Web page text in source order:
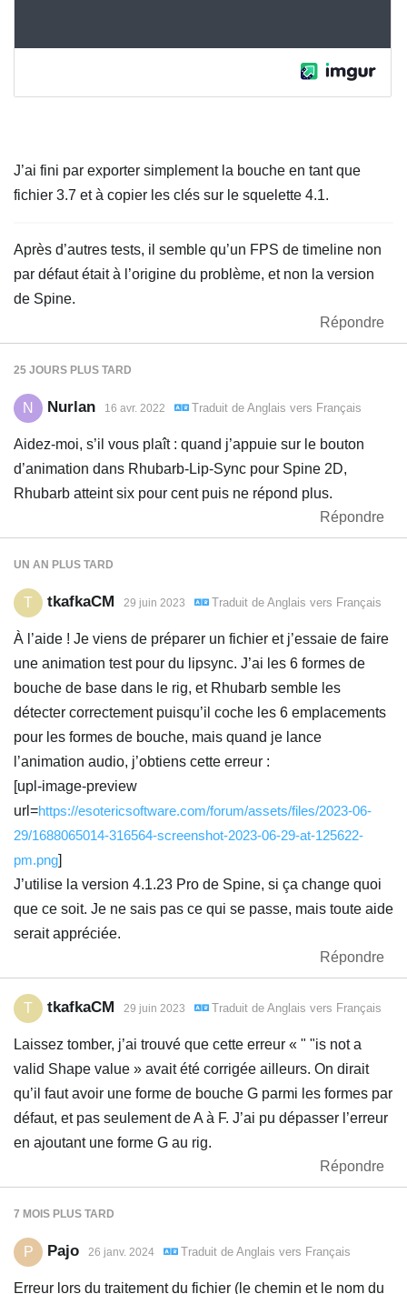
J’ai fini par exporter simplement la bouche en tant que
fichier 3.7 et à copier les clés sur le squelette 4.1.
Après d’autres tests, il semble qu’un FPS de timeline non
par défaut était à l’origine du problème, et non la version
de Spine.
Répondre
25 JOURS PLUS TARD
N Nurlan 16 avr. 2022 Traduit de Anglais vers Français
Aidez-moi, s’il vous plaît : quand j’appuie sur le bouton
d’animation dans Rhubarb-Lip-Sync pour Spine 2D,
Rhubarb atteint six pour cent puis ne répond plus.
Répondre
UN AN PLUS TARD
T tkafkaCM 29 juin 2023 Traduit de Anglais vers Français
À l’aide ! Je viens de préparer un fichier et j’essaie de faire
une animation test pour du lipsync. J’ai les 6 formes de
bouche de base dans le rig, et Rhubarb semble les
détecter correctement puisqu’il coche les 6 emplacements
pour les formes de bouche, mais quand je lance
l’animation audio, j’obtiens cette erreur :
[upl-image-preview
url=https://esotericsoftware.com/forum/assets/files/2023-06-
29/1688065014-316564-screenshot-2023-06-29-at-125622-
pm.png]
J’utilise la version 4.1.23 Pro de Spine, si ça change quoi
que ce soit. Je ne sais pas ce qui se passe, mais toute aide
serait appréciée.
Répondre
T tkafkaCM 29 juin 2023 Traduit de Anglais vers Français
Laissez tomber, j’ai trouvé que cette erreur « " "is not a
valid Shape value » avait été corrigée ailleurs. On dirait
qu’il faut avoir une forme de bouche G parmi les formes par
défaut, et pas seulement de A à F. J’ai pu dépasser l’erreur
en ajoutant une forme G au rig.
Répondre
7 MOIS PLUS TARD
P Pajo 26 janv. 2024 Traduit de Anglais vers Français
Erreur lors du traitement du fichier (le chemin et le nom du